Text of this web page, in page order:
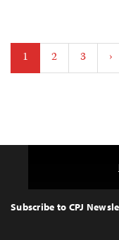
Posts
1 2 3 ›
Top
Subscribe to CPJ